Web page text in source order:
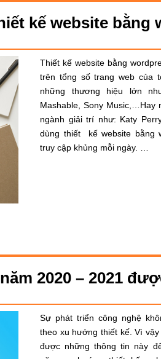
kế website bằng
Thiết kế website bằng
trên tổng số trang web của
những thương hiệu lớn
Mashable, Sony Music,…Hay
ngành giải trí như: Katy
dùng thiết kế website bằng
truy cập khủng mỗi ngày. …
2020 – 2021
Sự phát triển công nghệ
theo xu hướng thiết kế. Vì
được những thông tin này